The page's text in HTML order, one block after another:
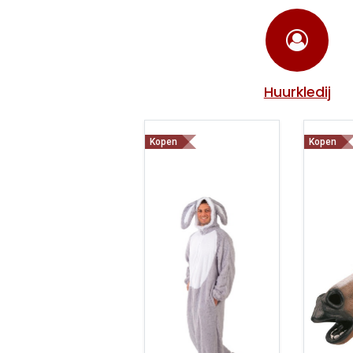
Huurkledij
Kopen Kopen